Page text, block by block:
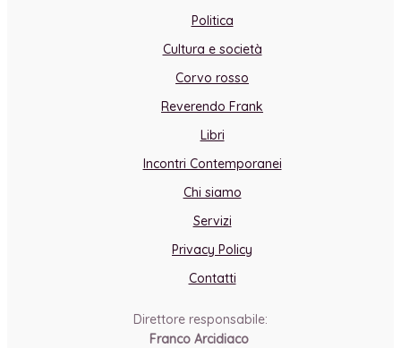
Politica
Cultura e società
Corvo rosso
Reverendo Frank
Libri
Incontri Contemporanei
Chi siamo
Servizi
Privacy Policy
Contatti
Direttore responsabile:
Franco Arcidiaco